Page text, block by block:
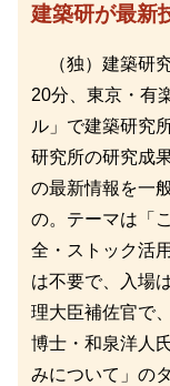
建築研が最新
（独）建築研
20分、東京・有
ル」で建築研究
研究所の研究成
の最新情報を一
の。テーマは「
全・ストック活
は不要で、入場
理大臣補佐官で
博士・和泉洋人
みについて」の